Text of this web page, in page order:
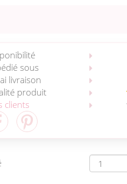
sous
livraison
produit
clients